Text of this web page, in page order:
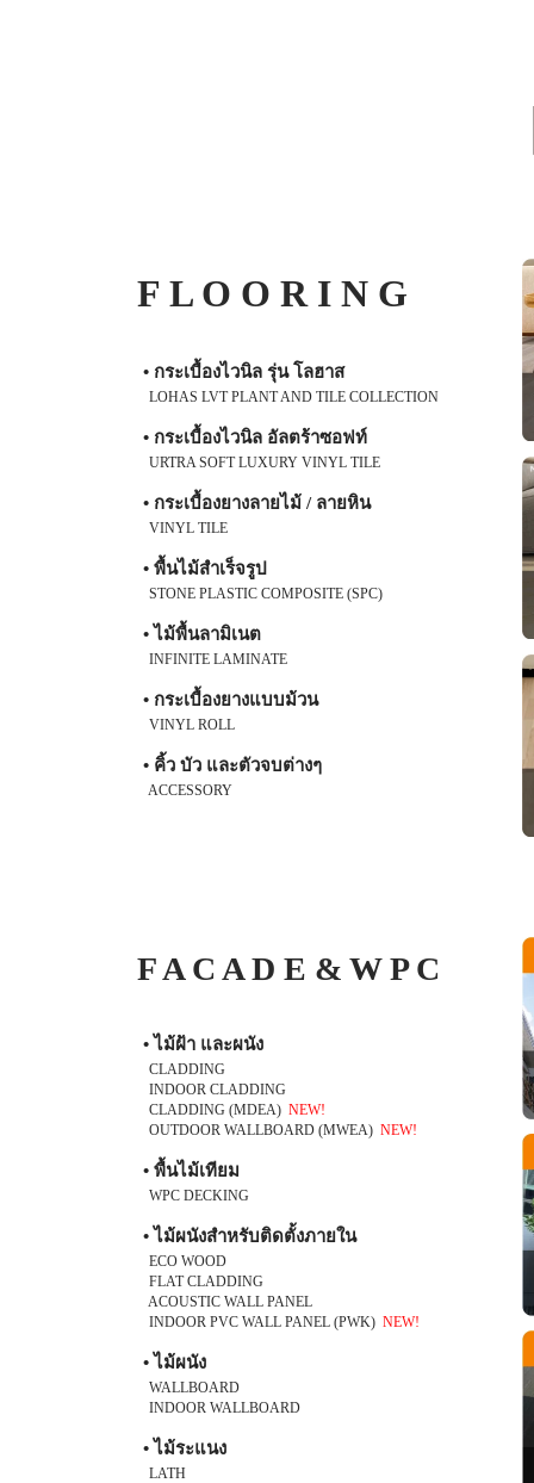
F L O O R I N G
• กระเบื้องไวนิล รุ่น โลฮาส
LOHAS LVT PLANT AND TILE COLLECTION
• กระเบื้องไวนิล อัลตร้าซอฟท์
URTRA SOFT LUXURY VINYL TILE
• กระเบื้องยางลายไม้ / ลายหิน
VINYL TILE
• พื้นไม้สำเร็จรูป
STONE PLASTIC COMPOSITE (SPC)
• ไม้พื้นลามิเนต
INFINITE LAMINATE
• กระเบื้องยางแบบม้วน
VINYL ROLL
• คิ้ว บัว และตัวจบต่างๆ
ACCESSORY
F A C A D E & W P C
• ไม้ฝ้า และผนัง
CLADDING
INDOOR CLADDING
CLADDING (MDEA) NEW!
OUTDOOR WALLBOARD (MWEA) NEW!
• พื้นไม้เทียม
WPC DECKING
• ไม้ผนังสำหรับติดตั้งภายใน
ECO WOOD
FLAT CLADDING
ACOUSTIC WALL PANEL
INDOOR PVC WALL PANEL (PWK) NEW!
• ไม้ผนัง
WALLBOARD
INDOOR WALLBOARD
• ไม้ระแนง
LATH